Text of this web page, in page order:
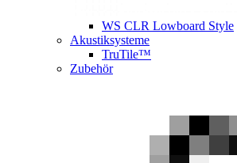
WS CLR Lowboard Style
Akustiksysteme
TruTile™
Zubehör